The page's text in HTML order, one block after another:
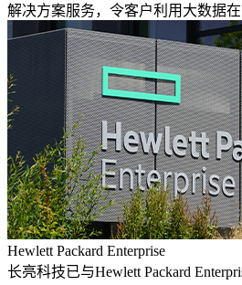
解决方案服务，令客户利用大数据
Hewlett Packard Enterprise
长亮科技已与Hewlett Packard